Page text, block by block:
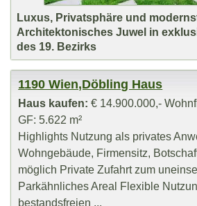
Luxus, Privatsphäre und
Architektonisches Juwel in
des 19. Bezirks
1190 Wien,Döbling Haus
Haus kaufen: € 14.900.000,-
GF: 5.622 m²
Highlights Nutzung als privates
Wohngebäude, Firmensitz,
möglich Private Zufahrt zum
Parkähnliches Areal Flexible
bestandsfreien ...